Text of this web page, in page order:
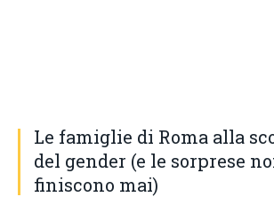
Le famiglie di Roma alla
del gender (e le sorprese
finiscono mai)